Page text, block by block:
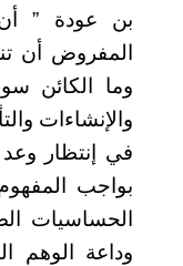
بن عودة ”
المفروض أن
وما الكائن
والإنشاءات
في إنتظار
بواجب
الحساسيات
وداعة الوهم